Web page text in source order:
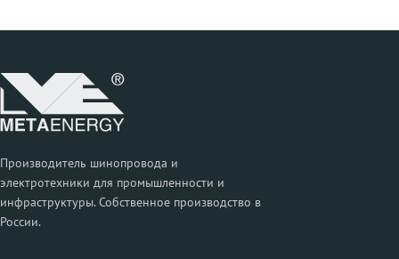
Производитель шинопровода и
электротехники для промышленности и
инфраструктуры. Собственное производство в
России.